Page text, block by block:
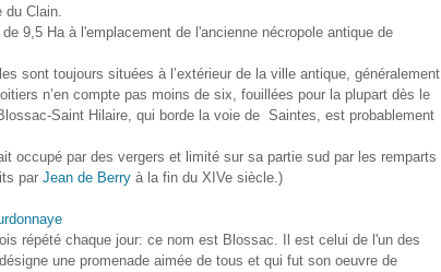
du Clain.
9,5 Ha à l'emplacement de l'ancienne nécropole antique de
sont toujours situées à l’extérieur de la ville antique, généralement
n’en compte pas moins de six, fouillées pour la plupart dès le
Saint Hilaire, qui borde la voie de Saintes, est probablement
occupé par des vergers et limité sur sa partie sud par les remparts
par Jean de Berry à la fin du XIVe siècle.)
répété chaque jour: ce nom est Blossac. Il est celui de l'un des
une promenade aimée de tous et qui fut son oeuvre de